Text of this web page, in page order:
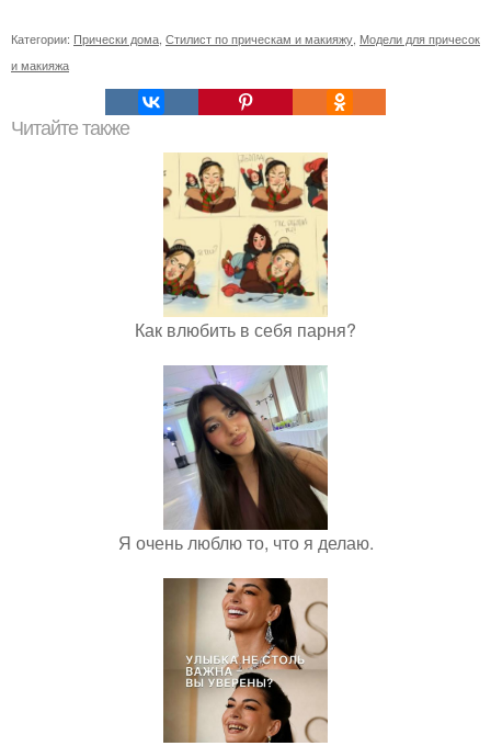
Категории: Прически дома Стилист по прическам и макияжу Модели для причесок
и макияжа
Читайте также
Как влюбить в себя парня?
Я очень люблю то, что я делаю.